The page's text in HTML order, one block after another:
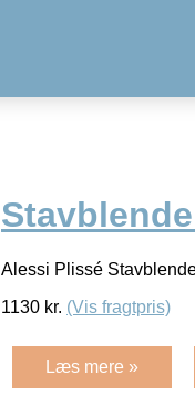
Alessi Plissé
1130 kr. (Vis fragtpris)
Læs mere »